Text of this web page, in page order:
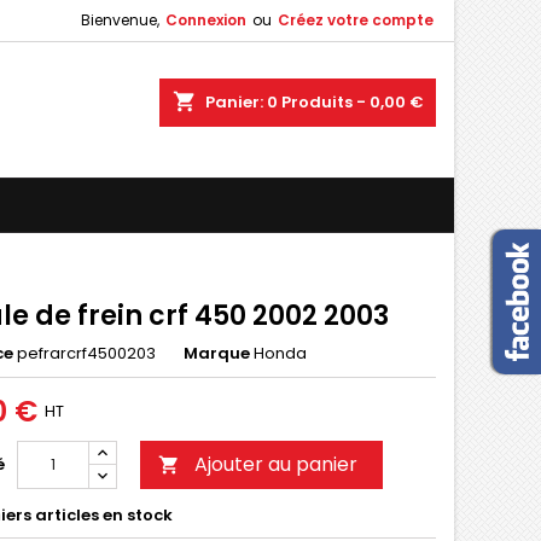
Bienvenue, Connexion ou Créez votre compte
shopping_cart Panier: 0 Produits - 0,00 €
de frein crf 450 2002 2003
pefrarcrf4500203 MarqueHonda
€ HT
 Ajouter au panier
articles en stock